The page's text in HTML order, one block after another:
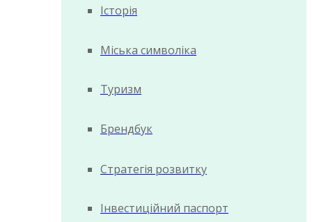
Історія
Міська символіка
Туризм
Брендбук
Стратегія розвитку
Інвестиційний паспорт